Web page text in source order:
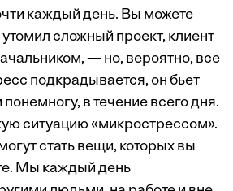
каждый день. Вы можете
утомил сложный проект, клиент
— но, вероятно, все
подкрадывается, он бьет
в течение всего дня.
ситуацию «микрострессом».
стать вещи, которых вы
Мы каждый день